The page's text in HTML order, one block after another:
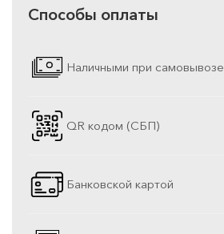
Способы оплаты
Наличными при самовывозе
QR кодом (СБП)
Банковской картой